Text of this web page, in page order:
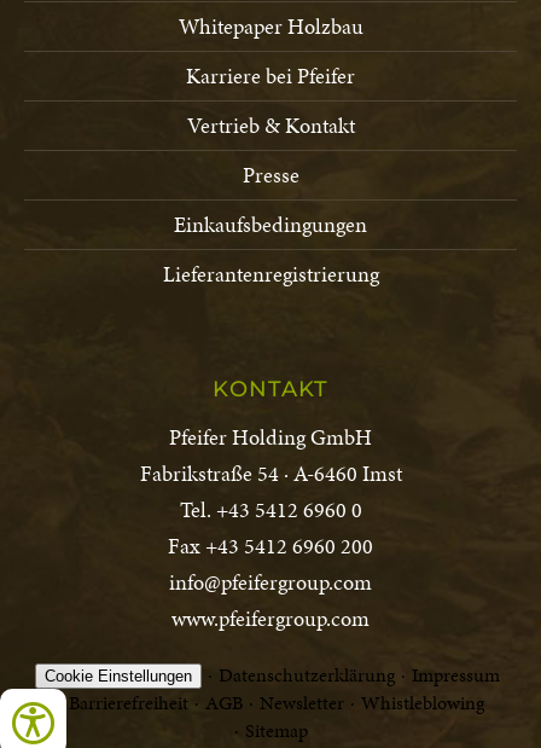
Whitepaper Holzbau
Karriere bei Pfeifer
Vertrieb & Kontakt
Presse
Einkaufsbedingungen
Lieferantenregistrierung
KONTAKT
Pfeifer Holding GmbH
Fabrikstraße 54 · A-6460 Imst
Tel. +43 5412 6960 0
Fax +43 5412 6960 200
info@pfeifergroup.com
www.pfeifergroup.com
Cookie Einstellungen Datenschutzerklärung
Impressum
Barrierefreiheit
AGB Newsletter
Whistleblowing
Sitemap